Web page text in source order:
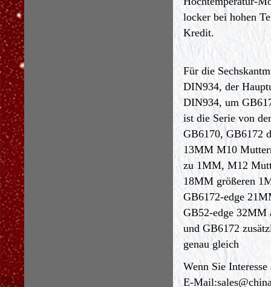
locker bei hohen
Kredit.
Für die
DIN934, der
DIN934, um
ist die Serie von
GB6170, GB6172
13MM M10
zu 1MM, M12
18MM größeren
GB6172-edge
GB52-edge 32MM
und GB6172
genau gleich
Wenn Sie
E-Mail: